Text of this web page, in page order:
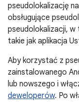
pseudolokalizację
obsługujące
pseudolokalizacji,
takie jak aplikacja
Aby korzystać z
zainstalowanego
lub nowszego i
deweloperów. Po